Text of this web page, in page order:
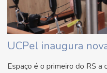
UCPel inaugura
Espaço é o primeiro do RS